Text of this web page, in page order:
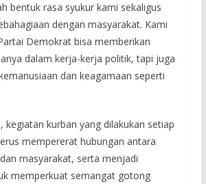
bentuk rasa syukur kami sekaligus
dengan masyarakat. Kami
Demokrat bisa memberikan
dalam kerja-kerja politik, tapi juga
dan keagamaan seperti
kegiatan kurban yang dilakukan setiap
mempererat hubungan antara
masyarakat, serta menjadi
memperkuat semangat gotong